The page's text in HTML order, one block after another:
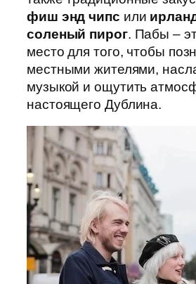
фиш энд чипс или
соленый пирог. Пабы –
место для того, чтобы
местными жителями,
музыкой и ощутить
настоящего Дублина.